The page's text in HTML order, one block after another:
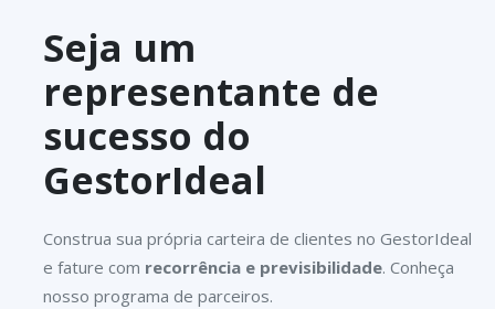
Seja um
representante de
sucesso do
GestorIdeal
Construa sua própria carteira de clientes no GestorIdeal
e fature com recorrência e previsibilidade. Conheça
nosso programa de parceiros.